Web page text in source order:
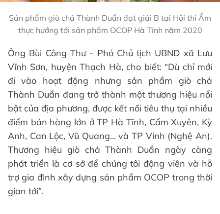
Sản phẩm giò chả Thành Duẩn đạt giải B tại Hội thi Ẩm
thực hướng tới sản phẩm OCOP Hà Tĩnh năm 2020
Ông Bùi Công Thư - Phó Chủ tịch UBND xã Lưu
Vĩnh Sơn, huyện Thạch Hà, cho biết: “Dù chỉ mới
đi vào hoạt động nhưng sản phẩm giò chả
Thành Duẩn đang trở thành một thương hiệu nổi
bật của địa phương, được kết nối tiêu thụ tại nhiều
điểm bán hàng lớn ở TP Hà Tĩnh, Cẩm Xuyên, Kỳ
Anh, Can Lộc, Vũ Quang... và TP Vinh (Nghệ An).
Thương hiệu giò chả Thành Duẩn ngày càng
phát triển là cơ sở để chúng tôi động viên và hỗ
trợ gia đình xây dựng sản phẩm OCOP trong thời
gian tới”.